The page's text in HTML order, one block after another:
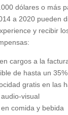
dólares o más
a 2020 pueden
y recibir
cargos a la
de hasta un 35%
gratis en las
visual
comida y bebida